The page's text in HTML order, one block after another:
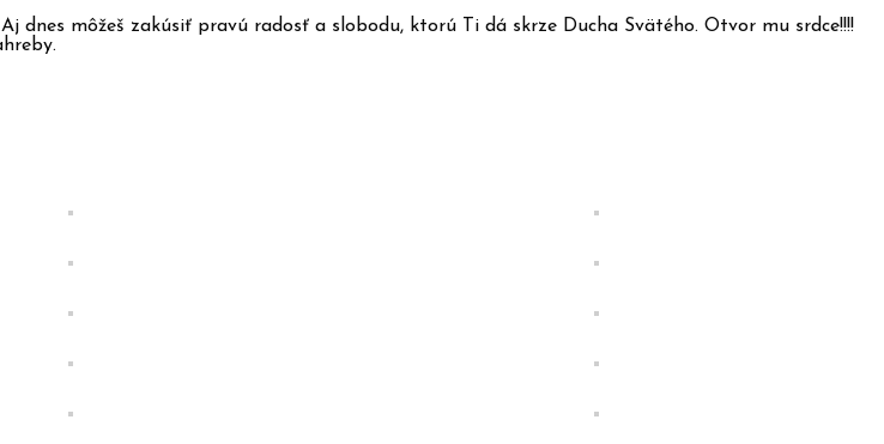
môžeš zakúsiť pravú radosť a slobodu, ktorú Ti dá skrze Ducha Svätého. Otvor mu srdce!!!!